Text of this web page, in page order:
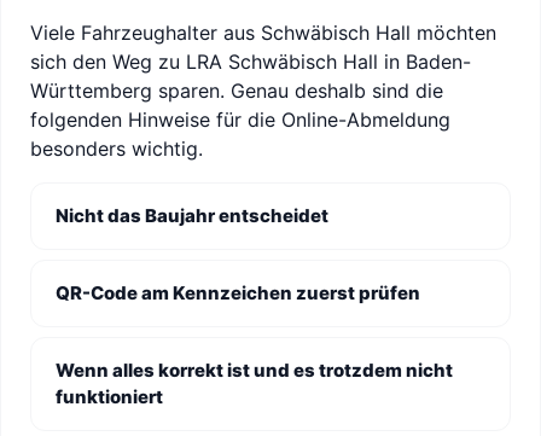
Viele Fahrzeughalter aus Schwäbisch Hall möchten
sich den Weg zu LRA Schwäbisch Hall in Baden-
Württemberg sparen. Genau deshalb sind die
folgenden Hinweise für die Online-Abmeldung
besonders wichtig.
Nicht das Baujahr entscheidet
QR-Code am Kennzeichen zuerst prüfen
Wenn alles korrekt ist und es trotzdem nicht
funktioniert